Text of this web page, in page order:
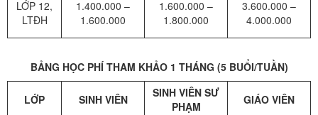
LỚP 12,
LTĐH
1.400.000 –
1.600.000
1.600.000 –
1.800.000
3.600.000 –
4.000.000
BẢNG HỌC PHÍ THAM KHẢO 1 THÁNG (5 BUỔI/TUẦN)
LỚP SINH VIÊN
SINH VIÊN SƯ
PHẠM
GIÁO VIÊN